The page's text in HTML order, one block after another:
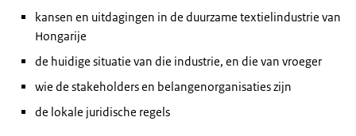
kansen en uitdagingen in de duurzame textielindustrie van
Hongarije
de huidige situatie van die industrie, en die van vroeger
wie de stakeholders en belangenorganisaties zijn
de lokale juridische regels